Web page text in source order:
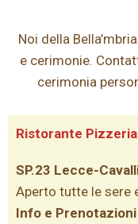
Noi della
e cerimonie.
cerimonia
Ristorante
SP.23 Lecce-
Aperto tutte le sere
Info e